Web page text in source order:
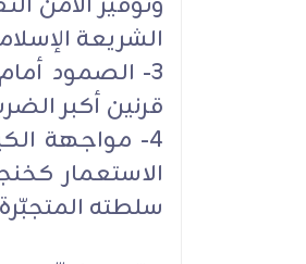
الشريعة
3- الصمود
قرنين أكبر
4- مواجهة
الاستعمار
سلطته